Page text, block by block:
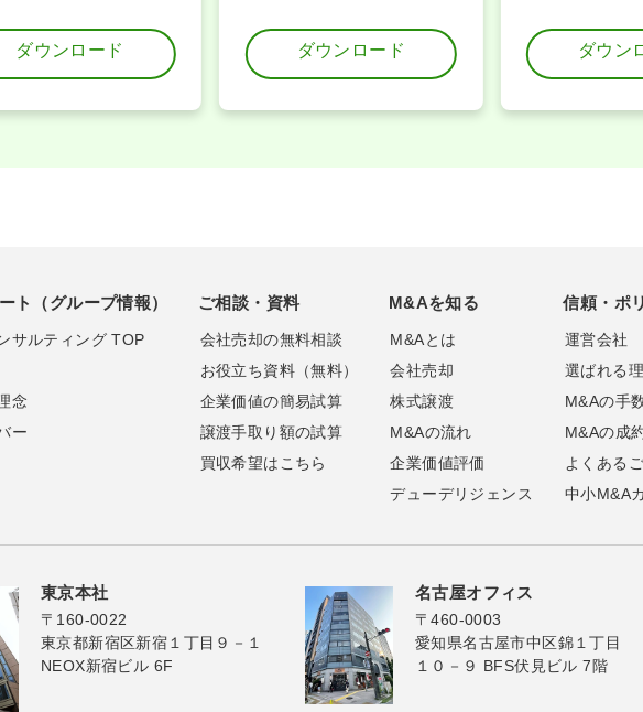
ダウンロード ダウンロード ダウン
ト（グループ情報）
サルティング TOP
念
ー
ご相談・資料
会社売却の無料相談
お役立ち資料（無料）
企業価値の簡易試算
譲渡手取り額の試算
買収希望はこちら
M&Aを知る
M&Aとは
会社売却
株式譲渡
M&Aの流れ
企業価値評価
デューデリジェンス
信頼・ポ
運営会社
選ばれる
M&Aの手
M&Aの成
よくある
中小M&A
東京本社
〒160-0022
東京都新宿区新宿１丁目９－１
NEOX新宿ビル 6F
名古屋オフィス
〒460-0003
愛知県名古屋市中区錦１丁目
１０－９ BFS伏見ビル 7階